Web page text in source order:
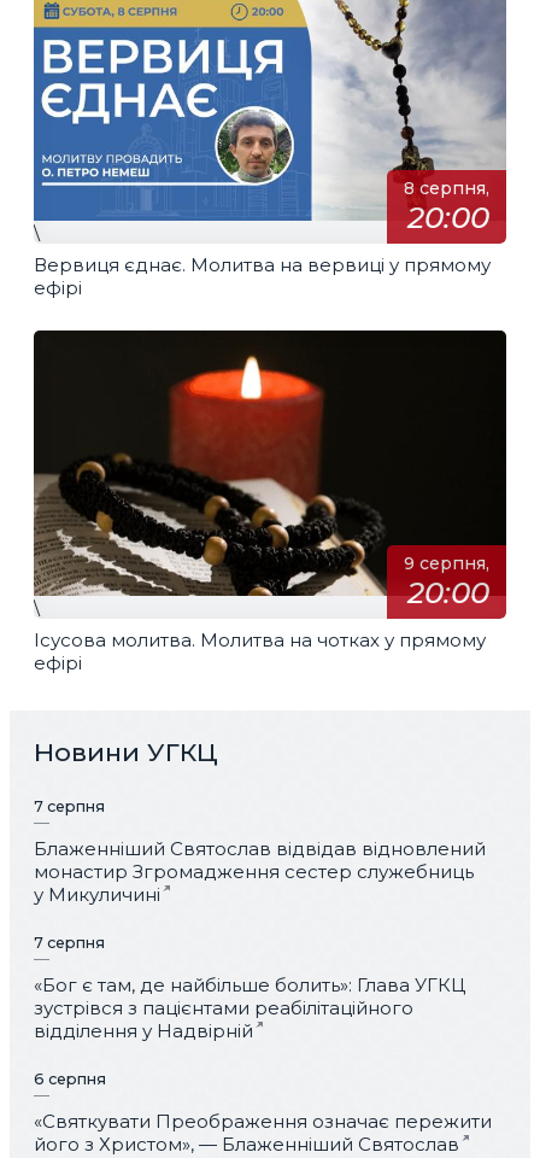
8 серпня,
20:00
\
Вервиця єднає. Молитва на вервиці у прямому
ефірі
9 серпня,
20:00
\
Ісусова молитва. Молитва на чотках у прямому
ефірі
Новини УГКЦ
7 серпня
Блаженніший Святослав відвідав відновлений
монастир Згромадження сестер служебниць
у Микуличині
7 серпня
«Бог є там, де найбільше болить»: Глава УГКЦ
зустрівся з пацієнтами реабілітаційного
відділення у Надвірній
6 серпня
«Святкувати Преображення означає пережити
його з Христом», — Блаженніший Святослав